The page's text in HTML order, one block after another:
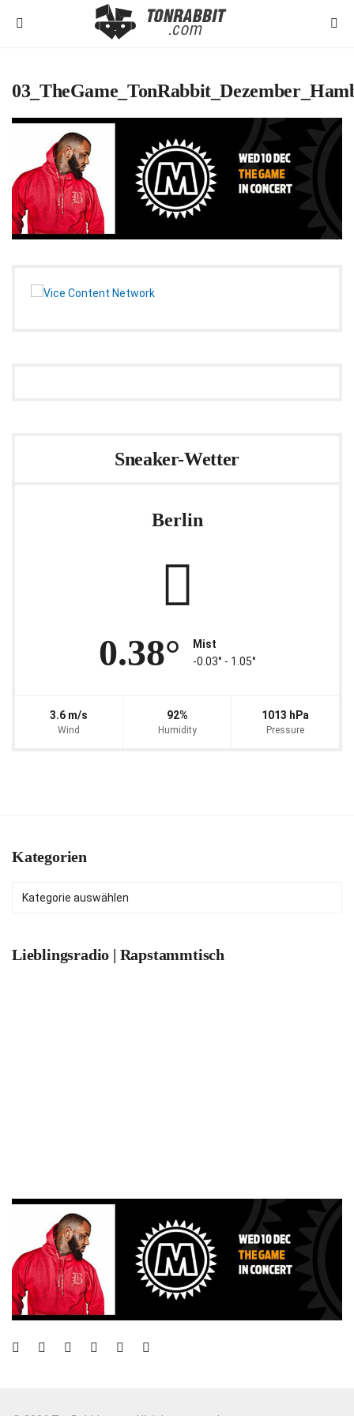
Sneaker-Wetter
Berlin
0.38°
Mist
-0.03° ‐ 1.05°
3.6 m/s
Wind
92%
Humidity
1013 hPa
Pressure
Kategorien
Lieblingsradio | Rapstammtisch